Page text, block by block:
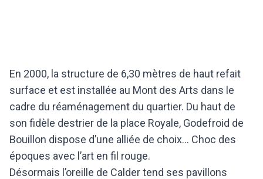
En 2000, la structure de 6,30 mètres de haut refait
surface et est installée au Mont des Arts dans le
cadre du réaménagement du quartier. Du haut de
son fidèle destrier de la place Royale, Godefroid de
Bouillon dispose d’une alliée de choix… Choc des
époques avec l’art en fil rouge.
Désormais l’oreille de Calder tend ses pavillons